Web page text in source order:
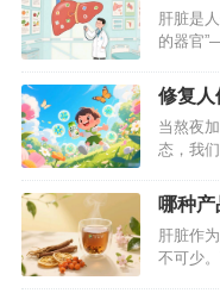
方法
肝脏是
的器官
“早养护
从饮食
～…
修复人
崔莱基
当熬夜
态，我
根源改
满目的
前沿科
者的信
哪种
护肤效
肝脏作
不可少